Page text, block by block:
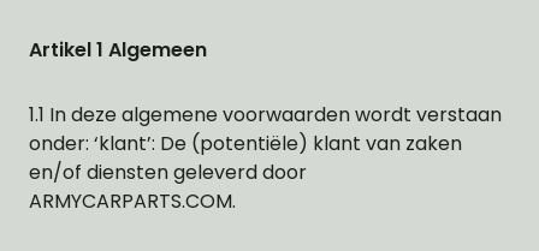
Artikel 1 Algemeen
1.1 In deze algemene voorwaarden wordt verstaan
onder: ‘klant’: De (potentiële) klant van zaken
en/of diensten geleverd door
ARMYCARPARTS.COM.